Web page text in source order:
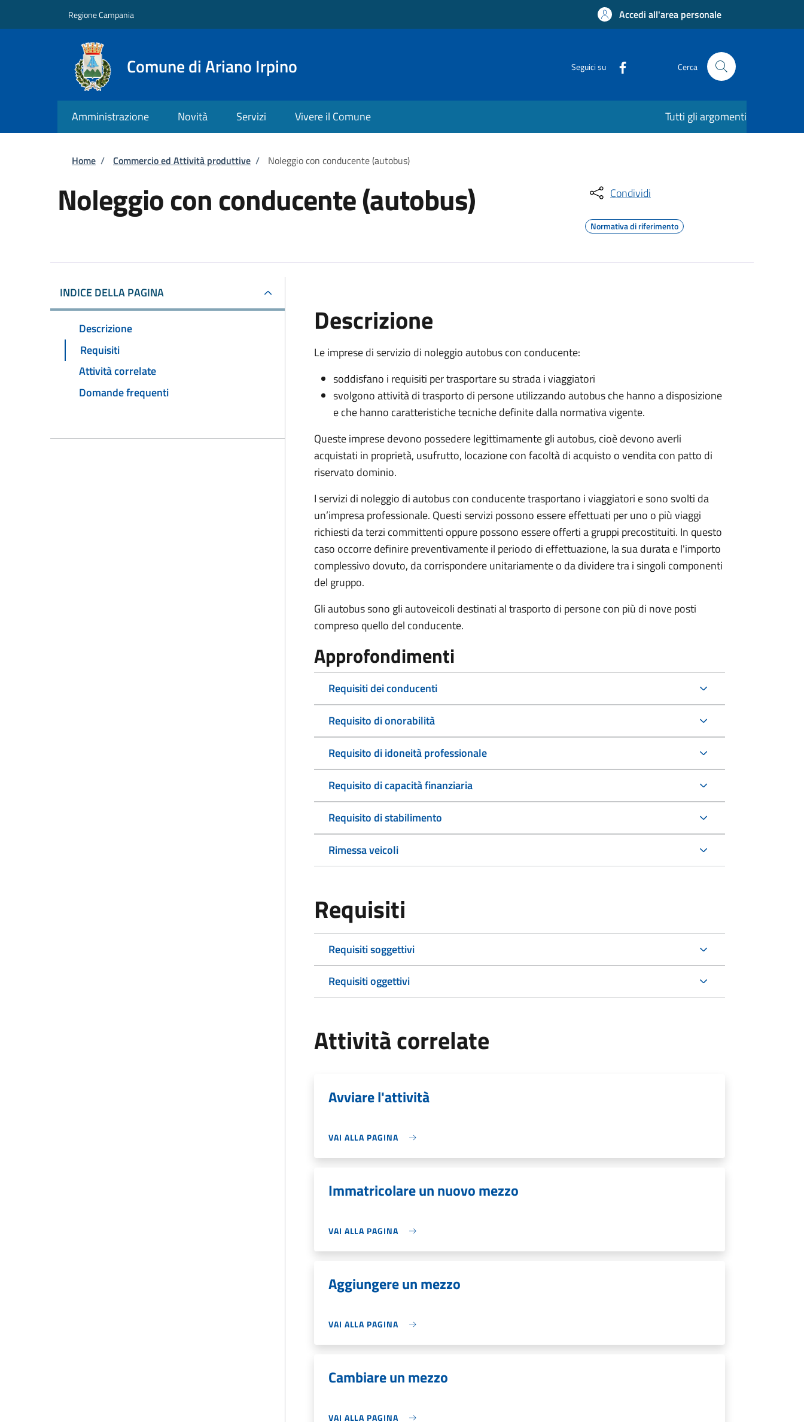
Regione Campania Accedi all'area personale
Comune di Ariano Irpino Seguici su Cerca
Amministrazione Novità Servizi Vivere il Comune Tutti gli argomenti
Briciole di pane
Home / Commercio ed Attività produttive / Noleggio con conducente (autobus)
Noleggio con conducente (autobus) Condividi
Normativa di riferimento
INDICE DELLA PAGINA
Descrizione
Requisiti
Attività correlate
Domande frequenti
Descrizione
Le imprese di servizio di noleggio autobus con conducente:
soddisfano i requisiti per trasportare su strada i viaggiatori
svolgono attività di trasporto di persone utilizzando autobus che hanno a disposizione
e che hanno caratteristiche tecniche definite dalla normativa vigente.
Queste imprese devono possedere legittimamente gli autobus, cioè devono averli
acquistati in proprietà, usufrutto, locazione con facoltà di acquisto o vendita con patto di
riservato dominio.
I servizi di noleggio di autobus con conducente trasportano i viaggiatori e sono svolti da
un’impresa professionale. Questi servizi possono essere effettuati per uno o più viaggi
richiesti da terzi committenti oppure possono essere offerti a gruppi precostituiti. In questo
caso occorre definire preventivamente il periodo di effettuazione, la sua durata e l'importo
complessivo dovuto, da corrispondere unitariamente o da dividere tra i singoli componenti
del gruppo.
Gli autobus sono gli autoveicoli destinati al trasporto di persone con più di nove posti
compreso quello del conducente.
Approfondimenti
Requisiti dei conducenti
Requisito di onorabilità
Requisito di idoneità professionale
Requisito di capacità finanziaria
Requisito di stabilimento
Rimessa veicoli
Requisiti
Requisiti soggettivi
Requisiti oggettivi
Attività correlate
Avviare l'attività
VAI ALLA PAGINA
Immatricolare un nuovo mezzo
VAI ALLA PAGINA
Aggiungere un mezzo
VAI ALLA PAGINA
Cambiare un mezzo
VAI ALLA PAGINA